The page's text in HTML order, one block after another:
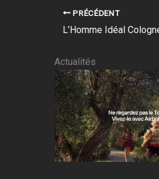
PRÉCÉDENT
L’Homme Idéal
Actualités